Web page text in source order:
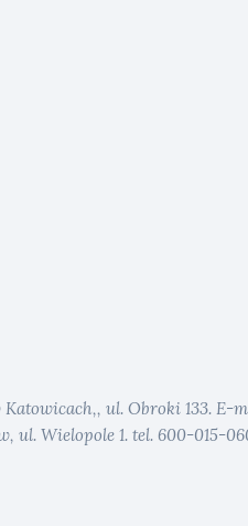
ul. Obroki 133. E-
ul. Wielopole 1. tel. 600-015-